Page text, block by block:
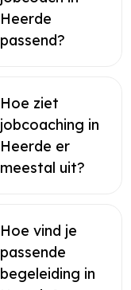
Heerde
passend?
Hoe ziet
jobcoaching in
Heerde er
meestal uit?
Hoe vind je
passende
begeleiding in